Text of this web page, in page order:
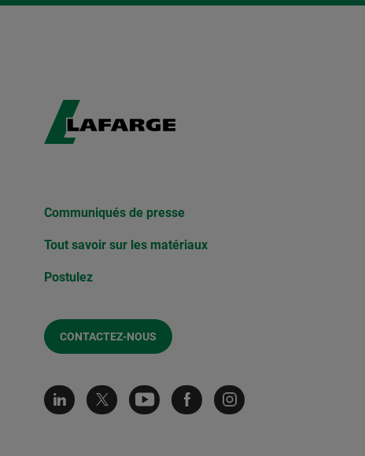
Communiqués de presse​
Tout savoir sur les matériaux
Postulez
CONTACTEZ-NOUS